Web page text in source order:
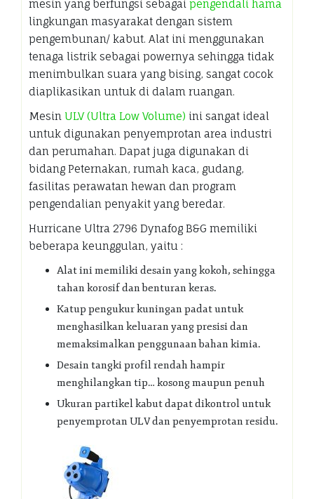
mesin yang berfungsi sebagai pengendali hama
lingkungan masyarakat dengan sistem
pengembunan/ kabut. Alat ini menggunakan
tenaga listrik sebagai powernya sehingga tidak
menimbulkan suara yang bising, sangat cocok
diaplikasikan untuk di dalam ruangan.
Mesin ULV (Ultra Low Volume) ini sangat ideal
untuk digunakan penyemprotan area industri
dan perumahan. Dapat juga digunakan di
bidang Peternakan, rumah kaca, gudang,
fasilitas perawatan hewan dan program
pengendalian penyakit yang beredar.
Hurricane Ultra 2796 Dynafog B&G memiliki
beberapa keunggulan, yaitu :
Alat ini memiliki desain yang kokoh, sehingga
tahan korosif dan benturan keras.
Katup pengukur kuningan padat untuk
menghasilkan keluaran yang presisi dan
memaksimalkan penggunaan bahan kimia.
Desain tangki profil rendah hampir
menghilangkan tip… kosong maupun penuh
Ukuran partikel kabut dapat dikontrol untuk
penyemprotan ULV dan penyemprotan residu.